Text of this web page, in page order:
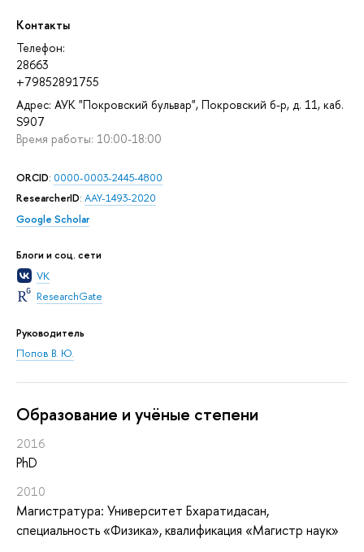
Контакты
Телефон:
28663
+79852891755
Адрес: АУК "Покровский бульвар", Покровский б-р, д. 11, каб.
S907
Время работы: 10:00-18:00
ORCID: 0000-0003-2445-4800
ResearcherID: AAY-1493-2020
Google Scholar
Блоги и соц. сети
VK
ResearchGate
Руководитель
Попов В. Ю.
Oбразование и учёные степени
2016
PhD
2010
Магистратура: Университет Бхаратидасан,
специальность «Физика», квалификация «Магистр наук»